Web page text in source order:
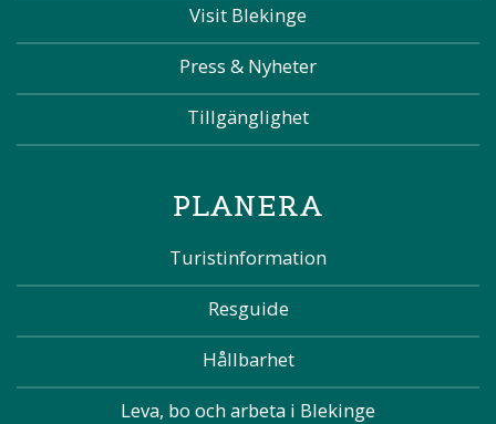
Visit Blekinge
Press & Nyheter
Tillgänglighet
PLANERA
Turistinformation
Resguide
Hållbarhet
Leva, bo och arbeta i Blekinge